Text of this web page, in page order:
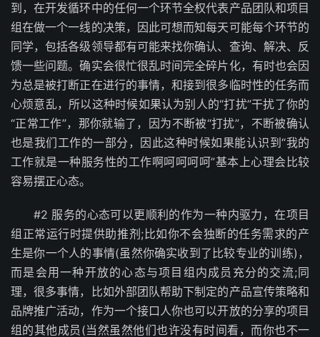
到，在开发循环中的任何一个环节全权代表产品团队和项目
组在做一个一线的决策，因此可想而知每天可能每个环节的
同学，包括各级领导都有可能来找你确认、查询、解决、反
馈一些问题。确实会很忙很乱时间完全碎片化，有时也会因
为总是被打断正在进行的事情，和接到很多临时性的任务而
心烦意乱，所以这种时候如果认为别人的“打扰”干扰了你的
“正常工作”，那你就输了，因为不断被“打扰”，不断被确认
也是我们工作的一部分，因此这种时候如果能认识到“我的
工作就是一种服务性的工作啊呵呵呵呵”基本上心理会比较
容易摆正心态。
#2 服务的心态可以更顺利的作为一种内驱力，在项目
组正常运行时提供助推剂;比如你不会独断的任务需求的产
生是你一个人的事情(虽然你确实收到了比较专业的训练)，
而是会用一种开放的心态与项目组内成员充分的交流;同
理，很多事情，比如外部团队帮助下制定的产品宣传策略和
品牌推广活动，作为一个接口人你也可以开放的分享的项目
组的其他成员(当然虽然他们也许没有时间看，而你也不一